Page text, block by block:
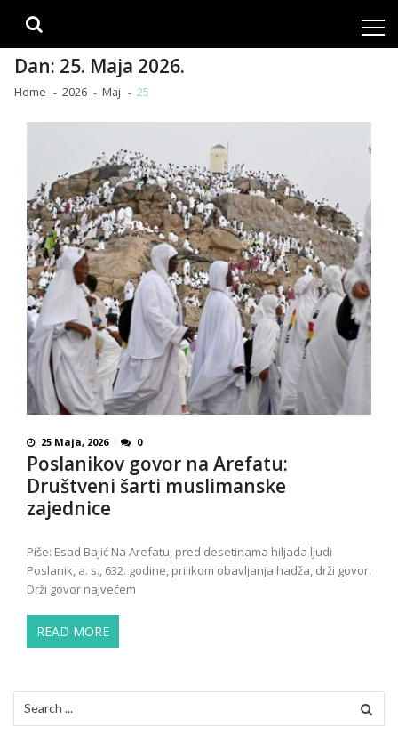
Dan: 25. Maja 2026.
Home 2026 Maj 25
25 Maja, 2026 0
Poslanikov govor na Arefatu:
Društveni šarti muslimanske
zajednice
Piše: Esad Bajić Na Arefatu, pred desetinama hiljada ljudi
Poslanik, a. s., 632. godine, prilikom obavljanja hadža, drži govor.
Drži govor najvećem
READ MORE
for: